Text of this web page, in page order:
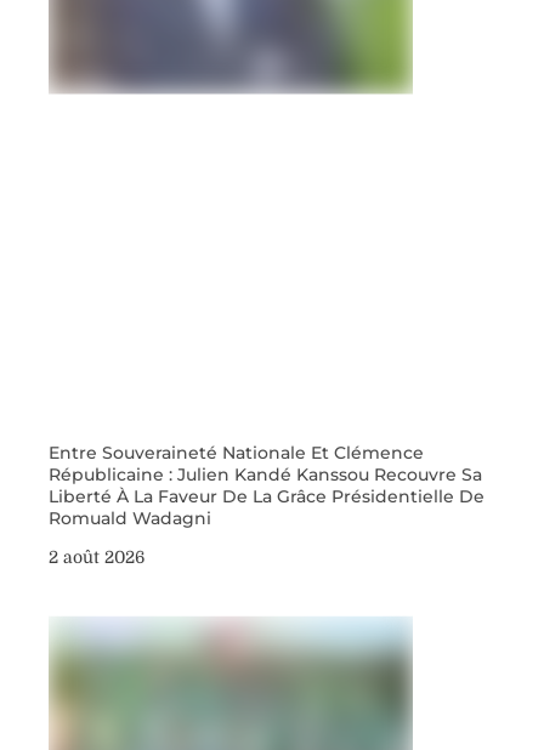
Entre Souveraineté Nationale Et Clémence
Républicaine : Julien Kandé Kanssou Recouvre Sa
Liberté À La Faveur De La Grâce Présidentielle De
Romuald Wadagni
2 août 2026